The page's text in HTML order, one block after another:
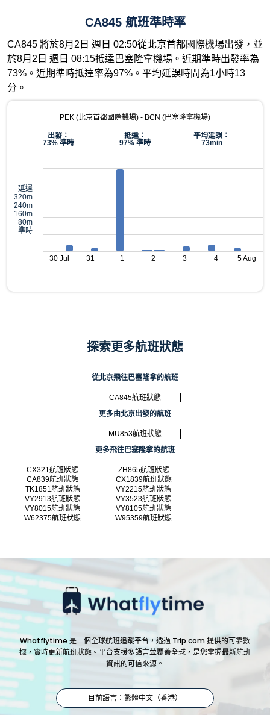
CA845 航班準時率
CA845 將於8月2日 週日 02:50從北京首都國際機場出發，並
於8月2日 週日 08:15抵達巴塞隆拿機場。近期準時出發率為
73%。近期準時抵達率為97%。平均延誤時間為1小時13
分。
PEK (北京首都國際機場) - BCN (巴塞隆拿機場)
出發：
73% 準時
抵達：
97% 準時
平均延誤：
73min
延遲
320m
240m
160m
80m
準時
30 Jul 31 1 2 3 4 5 Aug
探索更多航班狀態
從北京飛往巴塞隆拿的航班
CA845航班狀態
更多由北京出發的航班
MU853航班狀態
更多飛往巴塞隆拿的航班
CX321航班狀態
ZH865航班狀態
CA839航班狀態
CX1839航班狀態
TK1851航班狀態
VY2215航班狀態
VY2913航班狀態
VY3523航班狀態
VY8015航班狀態
VY8105航班狀態
W62375航班狀態
W95359航班狀態
Whatflytime 是一個全球航班追蹤平台，透過 Trip.com 提供的可靠數
據，實時更新航班狀態。平台支援多語言並覆蓋全球，是您掌握最新航班
資訊的可信來源。
目前語言：繁體中文（香港）